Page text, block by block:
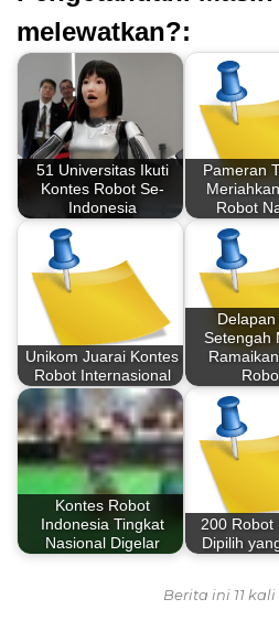
melewatkan?:
51 Universitas Ikuti
Kontes Robot Se-
Indonesia
Pameran
Robot
Unikom Juarai Kontes
Robot Internasional
Setengah
Kontes Robot
Indonesia Tingkat
Nasional Digelar
200 Robot
Dipilih
Berita ini 11